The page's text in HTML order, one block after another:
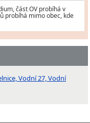
část OV probíhá v
probíhá mimo obec, kde
Vodní 27, Vodní